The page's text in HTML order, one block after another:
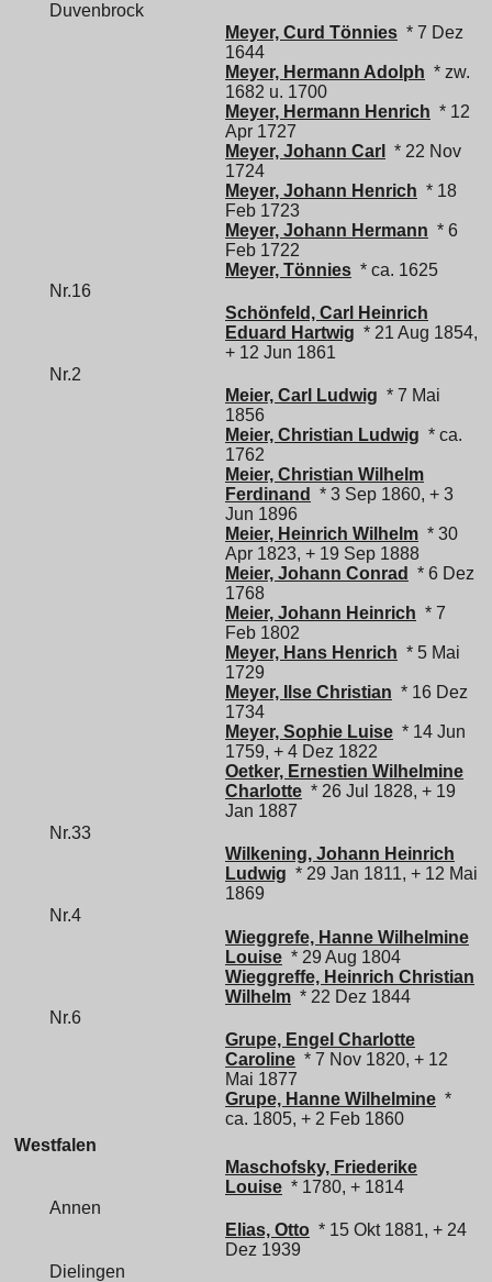
Duvenbrock
Meyer, Curd Tönnies * 7 Dez
1644
Meyer, Hermann Adolph * zw.
1682 u. 1700
Meyer, Hermann Henrich * 12
Apr 1727
Meyer, Johann Carl
* 22 Nov
1724
Meyer, Johann Henrich * 18
Feb 1723
Meyer, Johann Hermann * 6
Feb 1722
Meyer, Tönnies * ca. 1625
Nr.16
Schönfeld, Carl Heinrich
Eduard Hartwig * 21 Aug 1854,
+ 12 Jun 1861
Nr.2
Meier, Carl Ludwig * 7 Mai
1856
Meier, Christian Ludwig * ca.
1762
Meier, Christian Wilhelm
Ferdinand
* 3 Sep 1860, + 3
Jun 1896
Meier, Heinrich Wilhelm * 30
Apr 1823, + 19 Sep 1888
Meier, Johann Conrad
* 6 Dez
1768
Meier, Johann Heinrich * 7
Feb 1802
Meyer, Hans Henrich * 5 Mai
1729
Meyer, Ilse Christian * 16 Dez
1734
Meyer, Sophie Luise * 14 Jun
1759, + 4 Dez 1822
Oetker, Ernestien Wilhelmine
Charlotte * 26 Jul 1828, + 19
Jan 1887
Nr.33
Wilkening, Johann Heinrich
Ludwig * 29 Jan 1811, + 12 Mai
1869
Nr.4
Wieggrefe, Hanne Wilhelmine
Louise * 29 Aug 1804
Wieggreffe, Heinrich Christian
Wilhelm * 22 Dez 1844
Nr.6
Grupe, Engel Charlotte
Caroline * 7 Nov 1820, + 12
Mai 1877
Grupe, Hanne Wilhelmine *
ca. 1805, + 2 Feb 1860
Westfalen
Maschofsky, Friederike
Louise * 1780, + 1814
Annen
Elias, Otto * 15 Okt 1881, + 24
Dez 1939
Dielingen